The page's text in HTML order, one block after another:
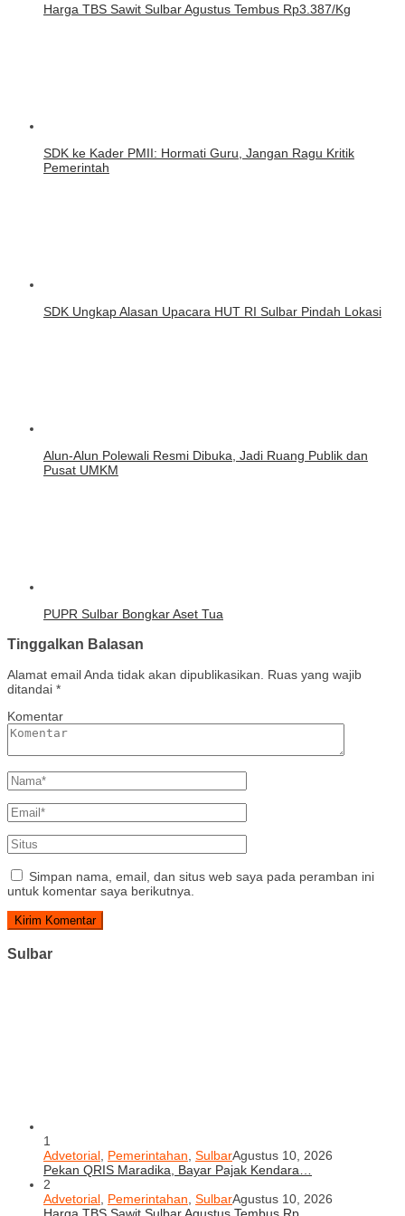
Harga TBS Sawit Sulbar Agustus Tembus Rp3.387/Kg
SDK ke Kader PMII: Hormati Guru, Jangan Ragu Kritik
Pemerintah
SDK Ungkap Alasan Upacara HUT RI Sulbar Pindah Lokasi
Alun-Alun Polewali Resmi Dibuka, Jadi Ruang Publik dan
Pusat UMKM
PUPR Sulbar Bongkar Aset Tua
Tinggalkan Balasan
Alamat email Anda tidak akan dipublikasikan. Ruas yang wajib
ditandai *
Komentar
Simpan nama, email, dan situs web saya pada peramban ini
untuk komentar saya berikutnya.
Sulbar
1
Advetorial, Pemerintahan, SulbarAgustus 10, 2026
Pekan QRIS Maradika, Bayar Pajak Kendara…
2
Advetorial, Pemerintahan, SulbarAgustus 10, 2026